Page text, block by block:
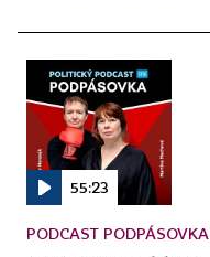
55:23
PODCAST PODPÁSOVKA